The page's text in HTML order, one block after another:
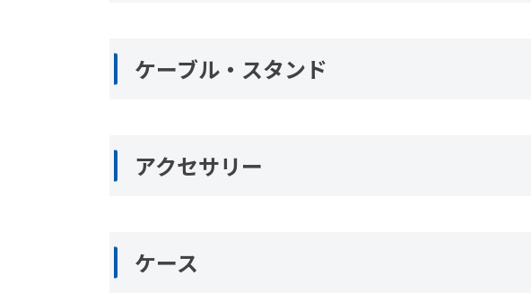
ケーブル・スタンド
アクセサリー
ケース